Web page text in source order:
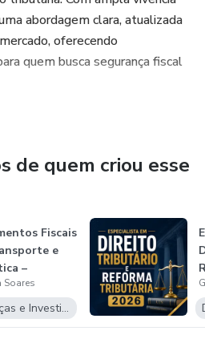
abordagem clara, atualizada
oferecendo
quem busca segurança fiscal
de quem criou esse
Fiscais
e
–
co...
Soares
Finanças e Investimentos